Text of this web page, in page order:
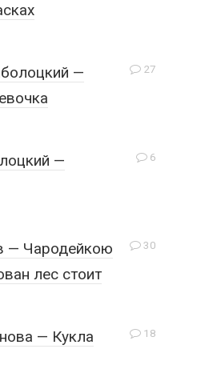
27
—
6
—
30
— Чародейкою
лес стоит
18
— Кукла